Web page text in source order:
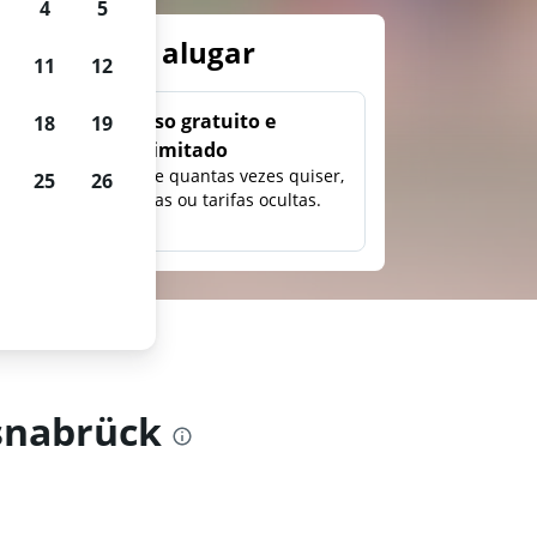
para alugar
Uso gratuito e
ilimitado
Pesquise quantas vezes quiser,
sem taxas ou tarifas ocultas.
4 5
11 12
18 19
25 26